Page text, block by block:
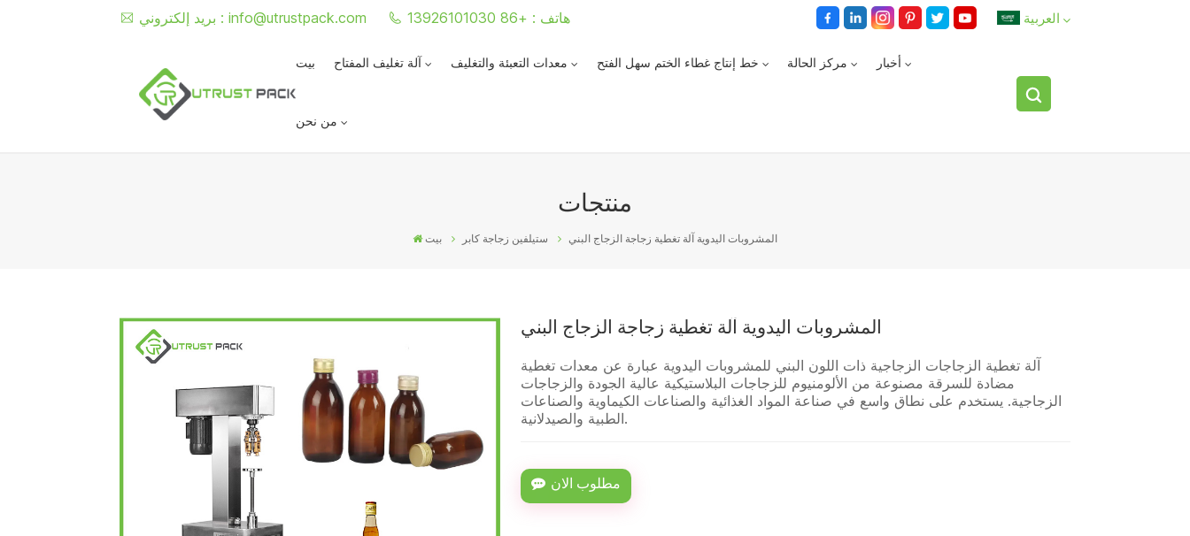
بريد إلكتروني : info@utrustpack.com هاتف : +86 13926101030 العربية
بيت آلة تغليف المفتاح معدات التعبئة والتغليف خط إنتاج غطاء الختم سهل الفتح مركز الحالة أخبار
من نحن
منتجات
بيت ستيلفين زجاجة كابر المشروبات اليدوية آلة تغطية زجاجة الزجاج البني
المشروبات اليدوية آلة تغطية زجاجة الزجاج البني
آلة تغطية الزجاجات الزجاجية ذات اللون البني للمشروبات اليدوية عبارة عن معدات تغطية
مضادة للسرقة مصنوعة من الألومنيوم للزجاجات البلاستيكية عالية الجودة والزجاجات
الزجاجية. يستخدم على نطاق واسع في صناعة المواد الغذائية والصناعات الكيماوية والصناعات
الطبية والصيدلانية.
مطلوب الان